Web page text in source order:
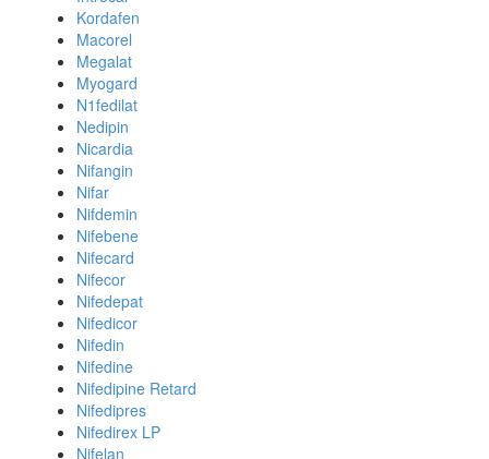
Kordafen
Macorel
Megalat
Myogard
N1fedilat
Nedipin
Nicardia
Nifangin
Nifar
Nifdemin
Nifebene
Nifecard
Nifecor
Nifedepat
Nifedicor
Nifedin
Nifedine
Nifedipine Retard
Nifedipres
Nifedirex LP
Nifelan